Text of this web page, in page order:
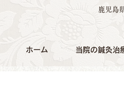
鹿児島
ホーム 当院の鍼灸治